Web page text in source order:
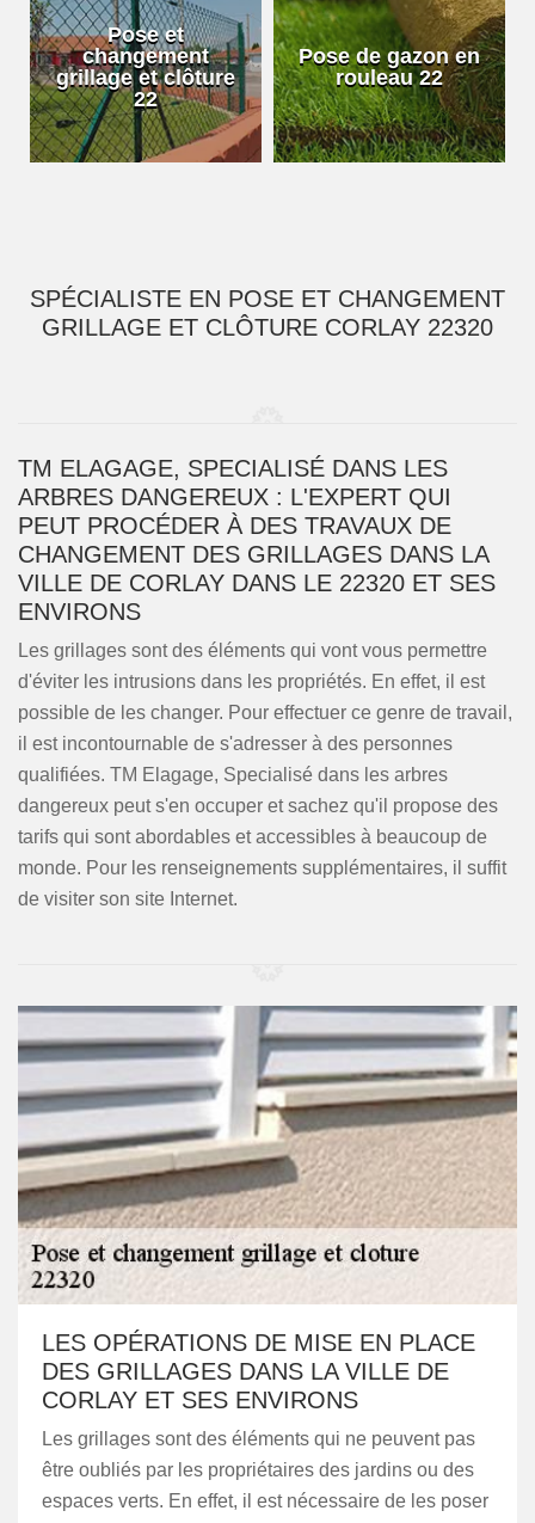
Pose et
changement
grillage et clôture
22
Pose de gazon en
rouleau 22
SPÉCIALISTE EN POSE ET CHANGEMENT
GRILLAGE ET CLÔTURE CORLAY 22320
TM ELAGAGE, SPECIALISÉ DANS LES
ARBRES DANGEREUX : L'EXPERT QUI
PEUT PROCÉDER À DES TRAVAUX DE
CHANGEMENT DES GRILLAGES DANS LA
VILLE DE CORLAY DANS LE 22320 ET SES
ENVIRONS
Les grillages sont des éléments qui vont vous permettre
d'éviter les intrusions dans les propriétés. En effet, il est
possible de les changer. Pour effectuer ce genre de travail,
il est incontournable de s'adresser à des personnes
qualifiées. TM Elagage, Specialisé dans les arbres
dangereux peut s'en occuper et sachez qu'il propose des
tarifs qui sont abordables et accessibles à beaucoup de
monde. Pour les renseignements supplémentaires, il suffit
de visiter son site Internet.
LES OPÉRATIONS DE MISE EN PLACE
DES GRILLAGES DANS LA VILLE DE
CORLAY ET SES ENVIRONS
Les grillages sont des éléments qui ne peuvent pas
être oubliés par les propriétaires des jardins ou des
espaces verts. En effet, il est nécessaire de les poser